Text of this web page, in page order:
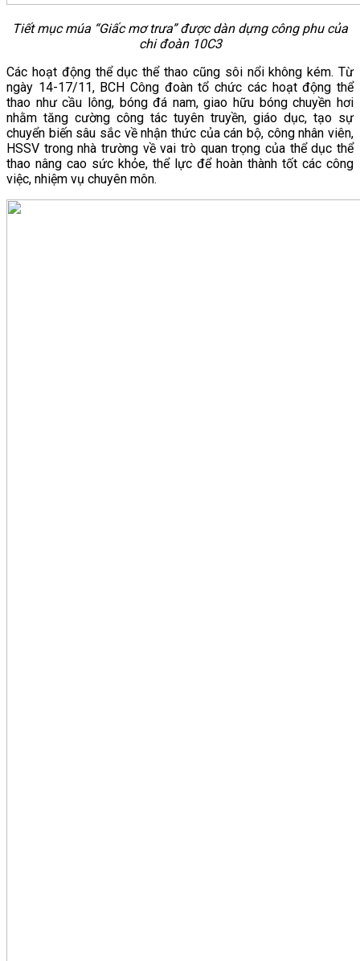
Tiết mục múa “Giấc mơ trưa” được dàn dựng công phu của
chi đoàn 10C3
Các hoạt động thể dục thể thao cũng sôi nổi không kém. Từ
ngày 14-17/11, BCH Công đoàn tổ chức các hoạt động thể
thao như cầu lông, bóng đá nam, giao hữu bóng chuyền hơi
nhằm tăng cường công tác tuyên truyền, giáo dục, tạo sự
chuyển biến sâu sắc về nhận thức của cán bộ, công nhân viên,
HSSV trong nhà trường về vai trò quan trọng của thể dục thể
thao nâng cao sức khỏe, thể lực để hoàn thành tốt các công
việc, nhiệm vụ chuyên môn.